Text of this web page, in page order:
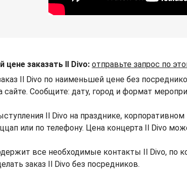
цене заказать Il Divo: отправьте запрос по
Il Divo по наименьшей цене без
сайте. Сообщите: дату, город и формат
Il Divo на празднике,
или по телефону. Цена концерта Il Divo
все необходимые контакты Il Divo, по
заказ Il Divo без посредников.